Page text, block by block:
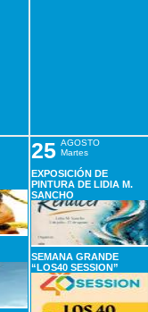
25 AGOSTO
Martes
EXPOSICIÓN DE
PINTURA DE LIDIA M.
SANCHO
SEMANA GRANDE
“LOS40 SESSION”